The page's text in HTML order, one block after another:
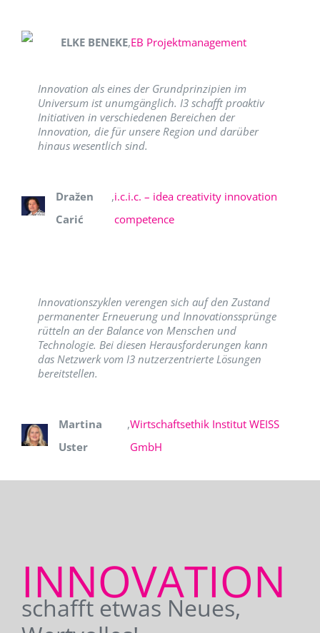
ELKE BENEKE,EB Projektmanagement
Innovation als eines der Grundprinzipien im
Universum ist unumgänglich. I3 schafft proaktiv
Initiativen in verschiedenen Bereichen der
Innovation, die für unsere Region und darüber
hinaus wesentlich sind.
Dražen
Carić
,i.c.i.c. – idea creativity innovation
competence
Innovationszyklen verengen sich auf den Zustand
permanenter Erneuerung und Innovationssprünge
rütteln an der Balance von Menschen und
Technologie. Bei diesen Herausforderungen kann
das Netzwerk vom I3 nutzerzentrierte Lösungen
bereitstellen.
Martina
Uster
,Wirtschaftsethik Institut WEISS
GmbH
INNOVATION
schafft etwas Neues,